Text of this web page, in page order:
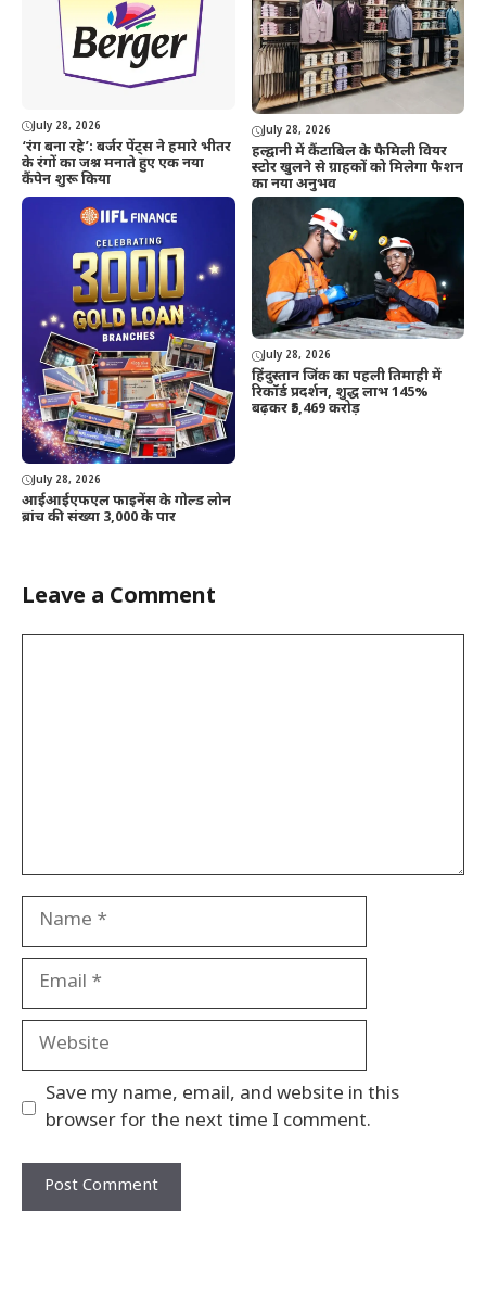
July 28, 2026
‘रंग बना रहे’: बर्जर पेंट्स ने हमारे भीतर
के रंगों का जश्न मनाते हुए एक नया
कैंपेन शुरू किया
July 28, 2026
हल्द्वानी में कैंटाबिल के फैमिली वियर
स्टोर खुलने से ग्राहकों को मिलेगा फैशन
का नया अनुभव
July 28, 2026
आईआईएफएल फाइनेंस के गोल्ड लोन
ब्रांच की संख्या 3,000 के पार
July 28, 2026
हिंदुस्तान जिंक का पहली तिमाही में
रिकॉर्ड प्रदर्शन, शुद्ध लाभ 145%
बढ़कर ₹5,469 करोड़
Leave a Comment
Name
Email
Website
Save my name, email, and website in this
browser for the next time I comment.